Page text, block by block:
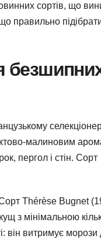
сортів, що
правильно
малиновим
пергол і стін. Сорт
Сорт Thérèse Bugnet
з мінімальною
він витримує морози